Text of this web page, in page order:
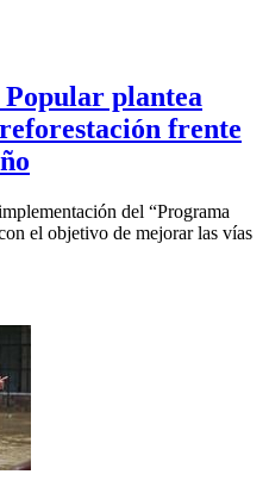
Popular plantea
frente
del “Programa
el objetivo de mejorar las vías